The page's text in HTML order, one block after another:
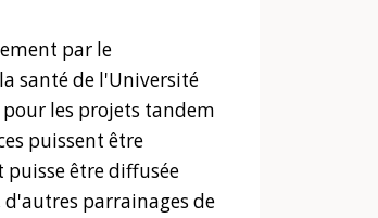
par le
santé de l'Université
les projets tandem
puissent être
être diffusée
d'autres parrainages de